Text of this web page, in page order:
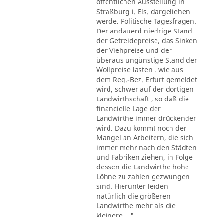
Straßburg i. Els. dargeliehen
werde. Politische Tagesfragen.
Der andauerd niedrige Stand
der Getreidepreise, das Sinken
der Viehpreise und der
überaus ungünstige Stand der
Wollpreise lasten , wie aus
dem Reg.-Bez. Erfurt gemeldet
wird, schwer auf der dortigen
Landwirthschaft , so daß die
financielle Lage der
Landwirthe immer drückender
wird. Dazu kommt noch der
Mangel an Arbeitern, die sich
immer mehr nach den Städten
und Fabriken ziehen, in Folge
dessen die Landwirthe hohe
Löhne zu zahlen gezwungen
sind. Hierunter leiden
natürlich die größeren
Landwirthe mehr als die